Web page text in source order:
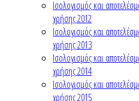
Ισολογισμός και
χρήσης 2012
Ισολογισμός και
χρήσης 2013
Ισολογισμός και
χρήσης 2014
Ισολογισμός και
χρήσης 2015